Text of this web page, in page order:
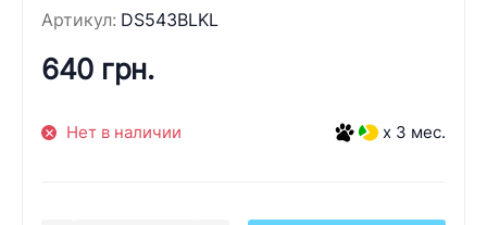
Артикул: DS543BLKL
640 грн.
Нет в наличии x 3 мес.